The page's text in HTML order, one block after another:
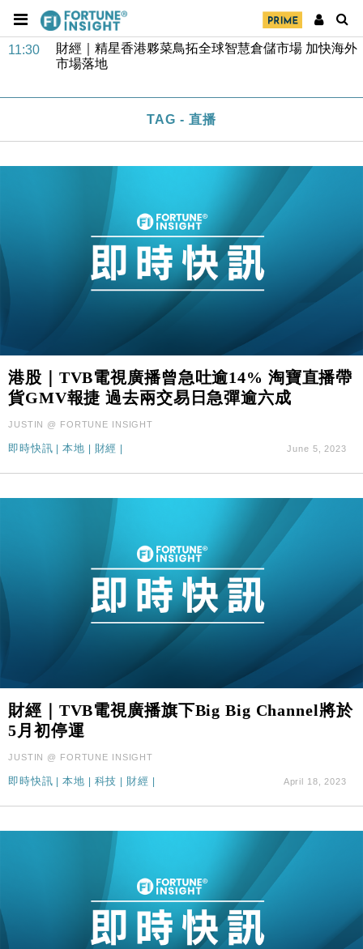
司
11:30
財經｜精星香港夥菜鳥拓全球智慧倉儲市場 加快海外
市場落地
地產｜大酒店中期轉賺2300萬元 斥21億翻新香港及
國際｜特朗普赴洛杉磯高球場活動前 男子攜槍彈被捕
手
財經｜黑石傳再籌逾360億美元 支援Anthropic租用
Google晶片
財經｜美商務部擬擴大金屬關稅範圍 14類產品或加徵
18:15
本地｜新世界K11 9月升級會員制度 增鉑金卡級別鎖
定高消費客群
16:33
財經｜滙控重啟最多10億美元回購 派息比率目標維持
50%
15:59
財經｜SA售股自救後再出手 斥4億美元押注未上市公
11:30
市場落地
國際｜特朗普赴洛杉磯高球場活動前 男子攜槍彈被捕
財經｜香港7月PMI回落至51 企業擴張放慢兼縮減人
財經｜黑石傳再籌逾360億美元 支援Anthropic租用
Google晶片
財經｜美商務部擬擴大金屬關稅範圍 14類產品或加徵
本地｜新世界K11 9月升級會員制度 增鉑金卡級別鎖
17:40
財經｜本港6月零售額連升14個月 珠寶鐘錶銷售升勢
最強
16:33
財經｜滙控重啟最多10億美元回購 派息比率目標維持
50%
TAG - 直播
港股｜TVB電視廣播曾急吐逾14% 淘寶直播帶
貨GMV報捷 過去兩交易日急彈逾六成
JUSTIN @ FORTUNE INSIGHT
即時快訊 |本地 財經 June 5, 2023
財經｜TVB電視廣播旗下Big Big Channel將於
5月初停運
JUSTIN @ FORTUNE INSIGHT
即時快訊 |本地 | 科技 | 財經 | April 18, 2023